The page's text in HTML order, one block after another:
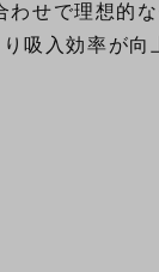
わせで理想的
吸入効率が向